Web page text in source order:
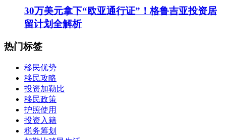
30万美元拿下“欧亚通行证”！格鲁吉亚投资居
留计划全解析
热门标签
移民优势
移民攻略
投资加勒比
移民政策
护照使用
投资入籍
税务筹划